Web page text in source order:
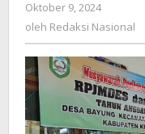
Oktober 9, 2024
Redaksi
oleh Redaksi Nasional